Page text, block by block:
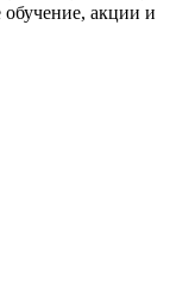
обучение, акции и